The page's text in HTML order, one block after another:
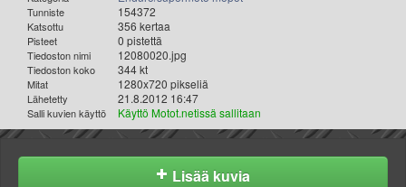
Valitse paikkakunta
Helsingin sää
Tampereen sää
Turun sää
Oulun sää
Kuopion sää
Rovaniemen sää
MUUT
Tunniste 154372
Katsottu 356 kertaa
Pisteet 0 pistettä
Tiedoston nimi 12080020.jpg
Tiedoston koko 344 kt
Mitat 1280x720 pikseliä
Lähetetty 21.8.2012 16:47
Salli kuvien käyttö Käyttö Motot.netissä sallitaan
Lisää kuvia